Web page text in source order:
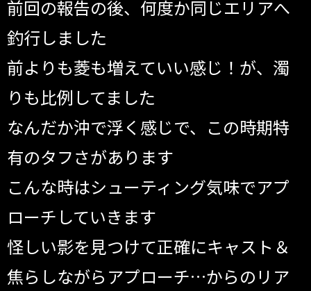
前回の報告の後、何度か同じエリアへ
釣行しました
前よりも菱も増えていい感じ！が、濁
りも比例してました
なんだか沖で浮く感じで、この時期特
有のタフさがあります
こんな時はシューティング気味でアプ
ローチしていきます
怪しい影を見つけて正確にキャスト＆
焦らしながらアプローチ…からのリア